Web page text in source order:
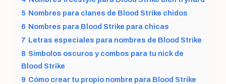
5 Nombres para clanes de Blood Strike chidos
6 Nombres para Blood Strike para chicas
7 Letras especiales para nombres de Blood Strike
8 Símbolos oscuros y combos para tu nick de
Blood Strike
9 Cómo crear tu propio nombre para Blood Strike